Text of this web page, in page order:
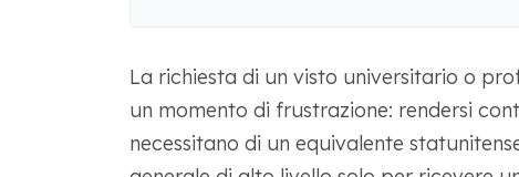
La richiesta di un visto universitario o
un momento di frustrazione: rendersi
necessitano di un equivalente